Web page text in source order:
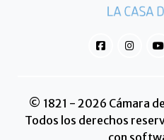
© 1821 - 2026 Cámara
Todos los derechos
con